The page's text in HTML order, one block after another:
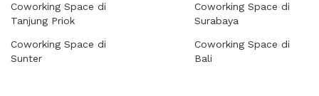
Coworking Space di
Tanjung Priok
Coworking Space di
Sunter
Coworking Space di
Surabaya
Coworking Space di
Bali